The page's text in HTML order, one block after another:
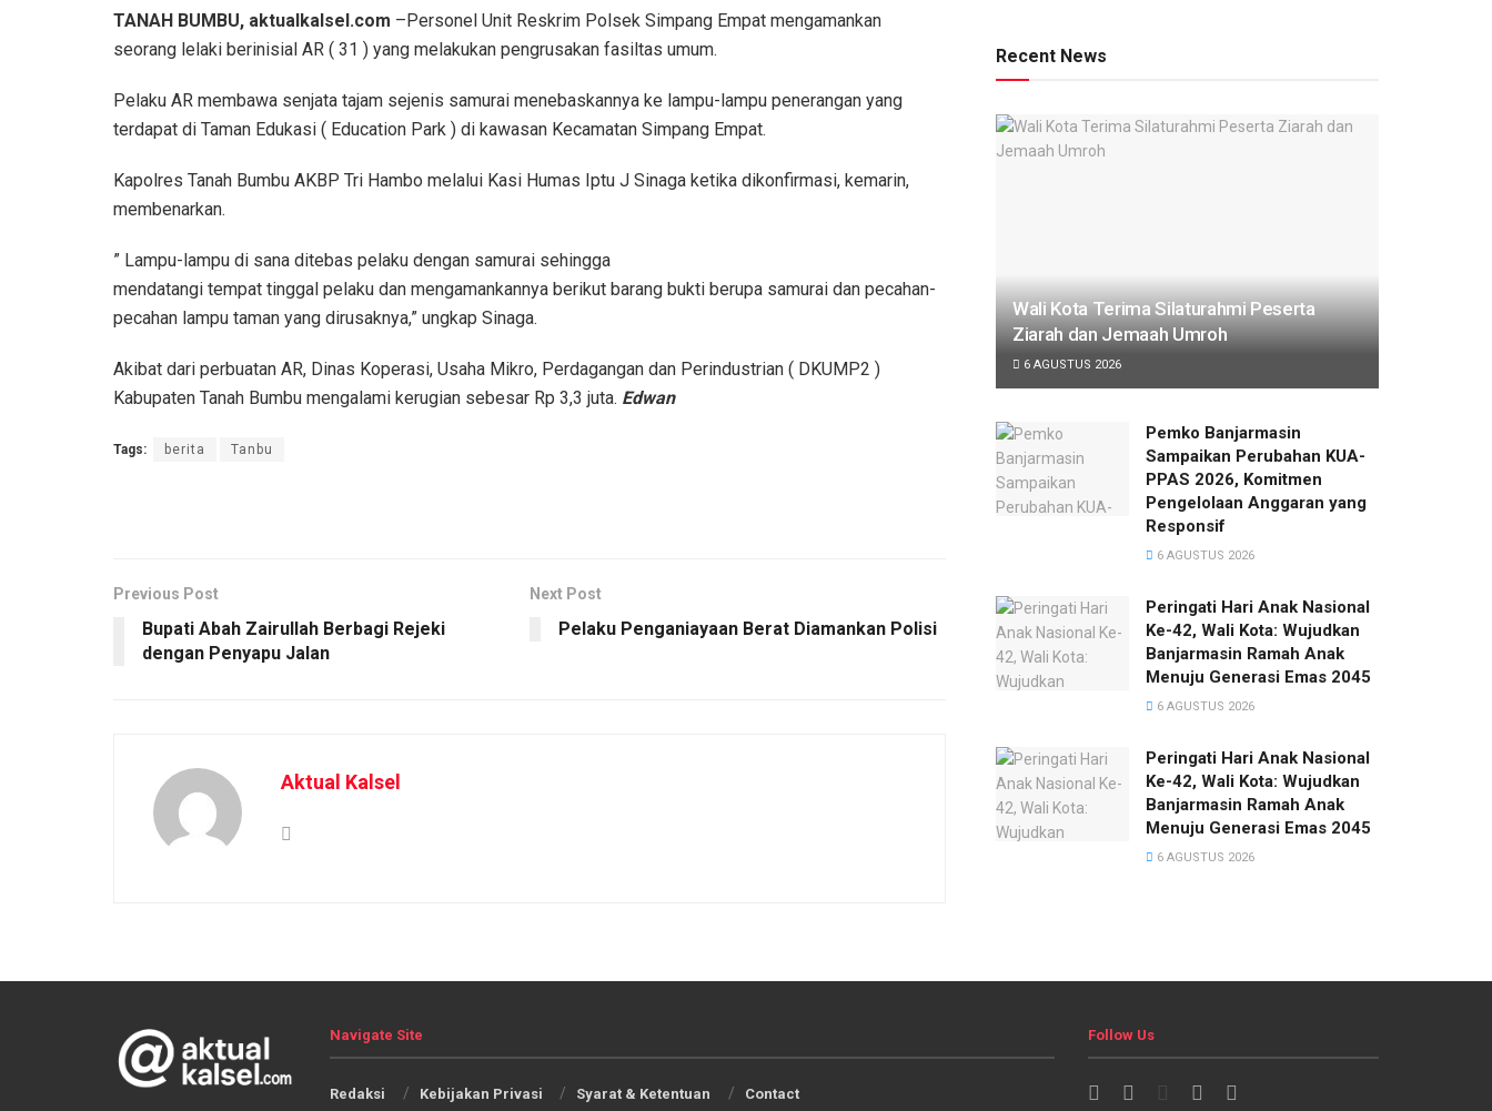
TANAH BUMBU, aktualkalsel.com –Personel Unit Reskrim Polsek Simpang Empat mengamankan
seorang lelaki berinisial AR ( 31 ) yang melakukan pengrusakan fasiltas umum.
Pelaku AR membawa senjata tajam sejenis samurai menebaskannya ke lampu-lampu penerangan yang
terdapat di Taman Edukasi ( Education Park ) di kawasan Kecamatan Simpang Empat.
Kapolres Tanah Bumbu AKBP Tri Hambo melalui Kasi Humas Iptu J Sinaga ketika dikonfirmasi, kemarin,
membenarkan.
” Lampu-lampu di sana ditebas pelaku dengan samurai sehingga
mendatangi tempat tinggal pelaku dan mengamankannya berikut barang bukti berupa samurai dan pecahan-
pecahan lampu taman yang dirusaknya,” ungkap Sinaga.
Akibat dari perbuatan AR, Dinas Koperasi, Usaha Mikro, Perdagangan dan Perindustrian ( DKUMP2 )
Kabupaten Tanah Bumbu mengalami kerugian sebesar Rp 3,3 juta. Edwan
Tags: berita Tanbu
Previous Post
Bupati Abah Zairullah Berbagi Rejeki
dengan Penyapu Jalan
Next Post
Pelaku Penganiayaan Berat Diamankan Polisi
Aktual Kalsel
Recent News
Wali Kota Terima Silaturahmi Peserta
Ziarah dan Jemaah Umroh
6 AGUSTUS 2026
Pemko Banjarmasin
Sampaikan Perubahan KUA-
PPAS 2026, Komitmen
Pengelolaan Anggaran yang
Responsif
6 AGUSTUS 2026
Peringati Hari Anak Nasional
Ke-42, Wali Kota: Wujudkan
Banjarmasin Ramah Anak
Menuju Generasi Emas 2045
6 AGUSTUS 2026
Peringati Hari Anak Nasional
Ke-42, Wali Kota: Wujudkan
Banjarmasin Ramah Anak
Menuju Generasi Emas 2045
6 AGUSTUS 2026
Navigate Site
Redaksi Kebijakan Privasi Syarat & Ketentuan Contact
Follow Us